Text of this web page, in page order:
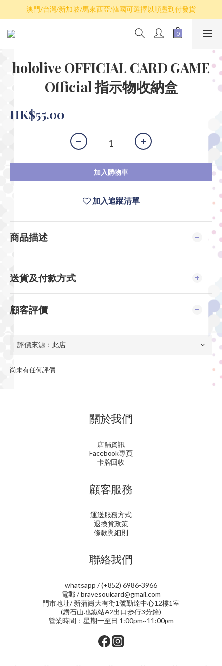
散卡買滿$100包平郵，全部產品買滿$800包順豐(香港境內)
澳門/台灣/新加坡/馬來西亞/韓國可選擇以順豐到付發貨
散卡買滿$100包平郵，全部產品買滿$800包順豐(香港境內)
hololive OFFICIAL CARD GAME
Official 指示物收納盒
HK$55.00
加入購物車
加入追蹤清單
商品描述
送貨及付款方式
顧客評價
尚未有任何評價
關於我們
店舖資訊
Facebook專頁
卡牌回收
顧客服務
運送服務方式
退換貨政策
條款與細則
聯絡我們
whatsapp / (+852) 6986-3966
電郵 / bravesoulcard@gmail.com
門市地址/ 新蒲崗大有街1號勤達中心12樓1室
(鑽石山地鐵站A2出口步行3分鐘)
營業時間：星期一至日 1:00pm~11:00pm